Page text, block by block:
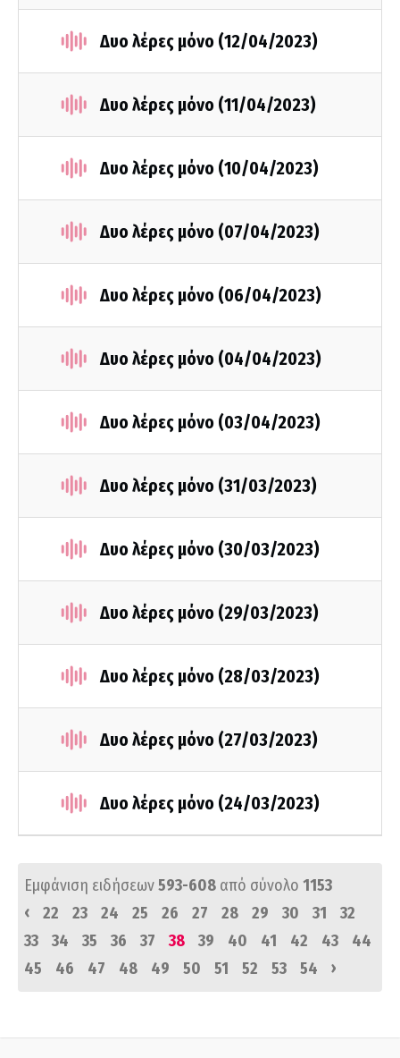
Δυο λέρες μόνο (12/04/2023)
Δυο λέρες μόνο (11/04/2023)
Δυο λέρες μόνο (10/04/2023)
Δυο λέρες μόνο (07/04/2023)
Δυο λέρες μόνο (06/04/2023)
Δυο λέρες μόνο (04/04/2023)
Δυο λέρες μόνο (03/04/2023)
Δυο λέρες μόνο (31/03/2023)
Δυο λέρες μόνο (30/03/2023)
Δυο λέρες μόνο (29/03/2023)
Δυο λέρες μόνο (28/03/2023)
Δυο λέρες μόνο (27/03/2023)
Δυο λέρες μόνο (24/03/2023)
Εμφάνιση ειδήσεων593-608 από σύνολο 1153
‹
22 23 24 25 26 27 28 29 30 31
32
33
34 35 36 37 38 39 40 41 42 43
44
45
46 47 48 49 50 51 52 53 54 ›